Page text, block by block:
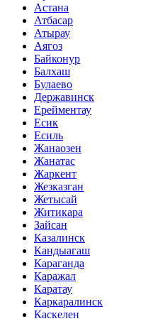
Астана
Атбасар
Атырау
Аягоз
Байконур
Балхаш
Булаево
Державинск
Ерейментау
Есик
Есиль
Жанаозен
Жанатас
Жаркент
Жезказган
Жетысай
Житикара
Зайсан
Казалинск
Кандыагаш
Караганда
Каражал
Каратау
Каркаралинск
Каскелен